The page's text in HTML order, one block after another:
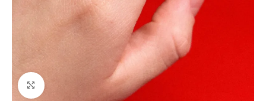
Нажмите, чтобы увеличить изображение